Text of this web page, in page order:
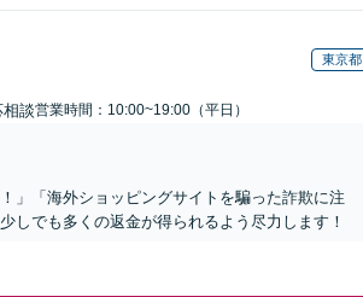
東京都
談営業時間：10:00~19:00（平日）
」「海外ショッピングサイトを騙った詐欺に注
しでも多くの返金が得られるよう尽力します！